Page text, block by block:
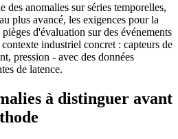
des anomalies sur séries temporelles,
plus avancé, les exigences pour la
d'évaluation sur des événements
industriel concret : capteurs de
pression - avec des données
de latence.
à distinguer avant